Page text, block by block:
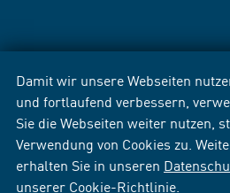
Damit wir unsere Webseiten
und fortlaufend verbessern,
Sie die Webseiten weiter nutzen,
Verwendung von Cookies zu.
erhalten Sie in unseren
unserer Cookie-Richtlinie